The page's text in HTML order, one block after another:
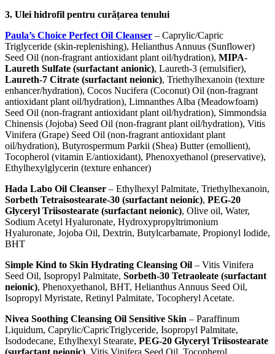
3. Ulei hidrofil pentru curățarea tenului
Paula’s Choice Perfect Oil Cleanser – Caprylic/Capric
Triglyceride (skin-replenishing), Helianthus Annuus (Sunflower)
Seed Oil (non-fragrant antioxidant plant oil/hydration), MIPA-
Laureth Sulfate (surfactant anionic), Laureth-3 (emulsifier),
Laureth-7 Citrate (surfactant neionic), Triethylhexanoin (texture
enhancer/hydration), Cocos Nucifera (Coconut) Oil (non-fragrant
antioxidant plant oil/hydration), Limnanthes Alba (Meadowfoam)
Seed Oil (non-fragrant antioxidant plant oil/hydration), Simmondsia
Chinensis (Jojoba) Seed Oil (non-fragrant plant oil/hydration), Vitis
Vinifera (Grape) Seed Oil (non-fragrant antioxidant plant
oil/hydration), Butyrospermum Parkii (Shea) Butter (emollient),
Tocopherol (vitamin E/antioxidant), Phenoxyethanol (preservative),
Ethylhexylglycerin (texture enhancer)
Hada Labo Oil Cleanser – Ethylhexyl Palmitate, Triethylhexanoin,
Sorbeth Tetraisostearate-30 (surfactant neionic), PEG-20
Glyceryl Triisostearate (surfactant neionic), Olive oil, Water,
Sodium Acetyl Hyaluronate, Hydroxypropyltrimonium
Hyaluronate, Jojoba Oil, Dextrin, Butylcarbamate, Propionyl Iodide,
BHT
Simple Kind to Skin Hydrating Cleansing Oil – Vitis Vinifera
Seed Oil, Isopropyl Palmitate, Sorbeth-30 Tetraoleate (surfactant
neionic), Phenoxyethanol, BHT, Helianthus Annuus Seed Oil,
Isopropyl Myristate, Retinyl Palmitate, Tocopheryl Acetate.
Nivea Soothing Cleansing Oil Sensitive Skin – Paraffinum
Liquidum, Caprylic/CapricTriglyceride, Isopropyl Palmitate,
Isododecane, Ethylhexyl Stearate, PEG-20 Glyceryl Triisostearate